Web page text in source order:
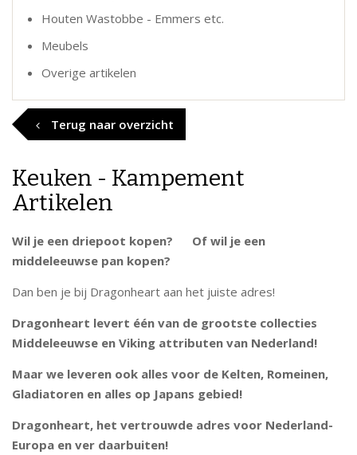
Houten Wastobbe - Emmers etc.
Meubels
Overige artikelen
Terug naar overzicht
Keuken - Kampement
Artikelen
Wil je een driepoot kopen? Of wil je een
middeleeuwse pan kopen?
Dan ben je bij Dragonheart aan het juiste adres!
Dragonheart levert één van de grootste collecties
Middeleeuwse en Viking attributen van Nederland!
Maar we leveren ook alles voor de Kelten, Romeinen,
Gladiatoren en alles op Japans gebied!
Dragonheart, het vertrouwde adres voor Nederland-
Europa en ver daarbuiten!